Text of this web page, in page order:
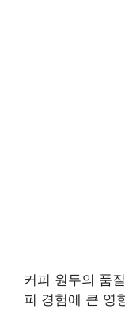
커피 원두의 품
피 경험에 큰 영